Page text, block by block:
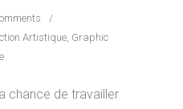
/
Artistique, Graphic
chance de travailler